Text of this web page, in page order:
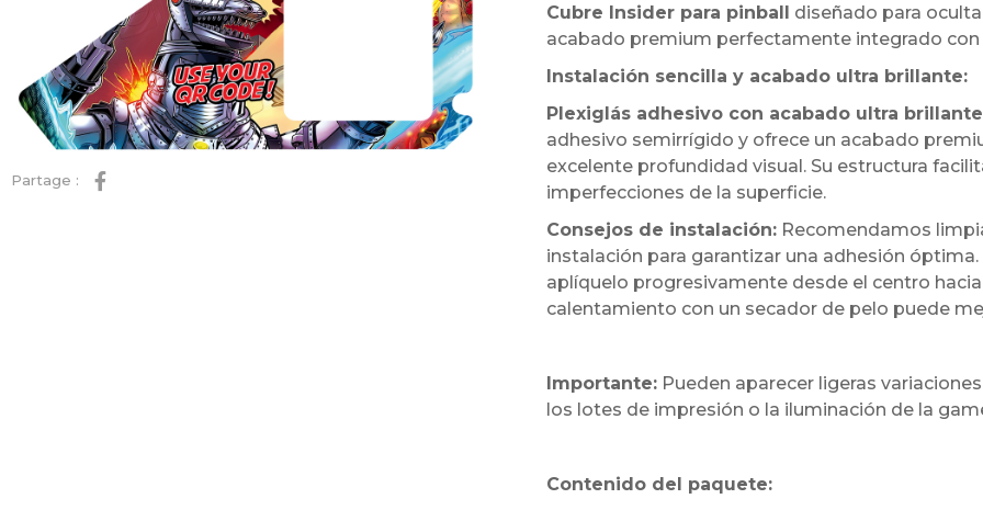
Partage :
Cubre Insider para pinball diseñado para
acabado premium perfectamente integrado
Instalación sencilla y acabado ultra brillante:
Plexiglás adhesivo con acabado ultra
adhesivo semirrígido y ofrece un acabado
excelente profundidad visual. Su estructura
imperfecciones de la superficie.
Consejos de instalación:Recomendamos
instalación para garantizar una adhesión
aplíquelo progresivamente desde el centro
calentamiento con un secador de pelo puede
Importante:Pueden aparecer ligeras
los lotes de impresión o la iluminación de la
Contenido del paquete: